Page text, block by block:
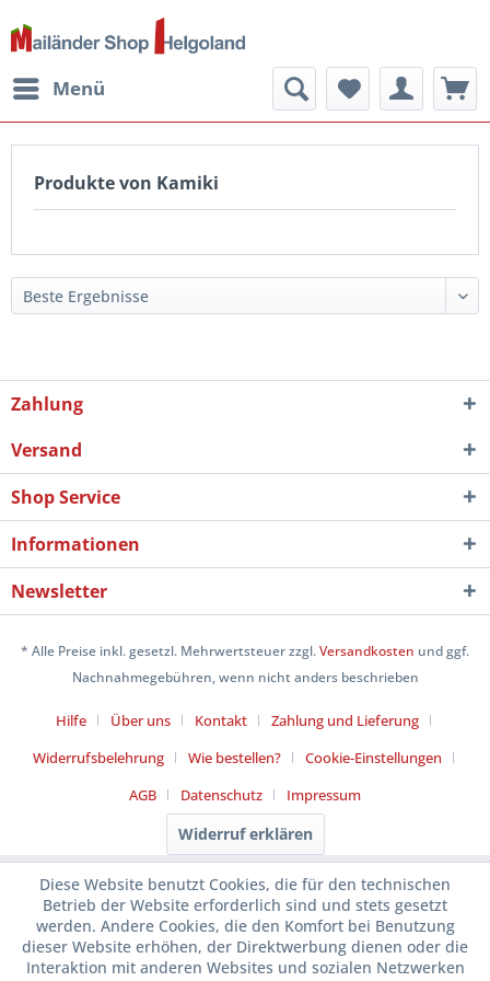
Menü
Produkte von Kamiki
Zahlung
Versand
Shop Service
Informationen
Newsletter
* Alle Preise inkl. gesetzl. Mehrwertsteuer zzgl.Versandkosten und ggf.
Nachnahmegebühren, wenn nicht anders beschrieben
Hilfe Über uns Kontakt
Zahlung und Lieferung
Widerrufsbelehrung
Wie bestellen?
Cookie-Einstellungen
AGB
Datenschutz Impressum
Widerruf erklären
Diese Website benutzt Cookies, die für den technischen
Betrieb der Website erforderlich sind und stets gesetzt
werden. Andere Cookies, die den Komfort bei Benutzung
dieser Website erhöhen, der Direktwerbung dienen oder die
Interaktion mit anderen Websites und sozialen Netzwerken